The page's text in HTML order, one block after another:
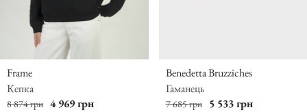
Frame
Кепка
8 874 грн 4 969 грн
Benedetta Bruzziches
Гаманець
7 685 грн 5 533 грн